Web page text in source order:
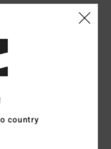
et confortable
country